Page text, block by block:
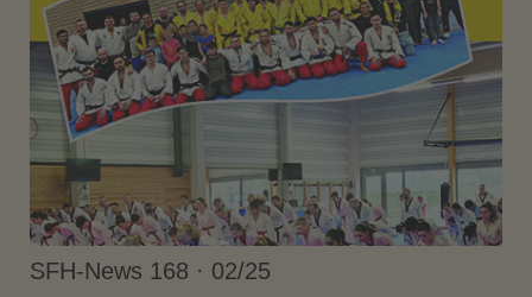
SFH-News 168 · 02/25